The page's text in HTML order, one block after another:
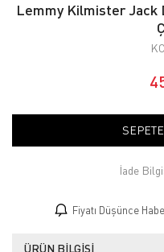
Lemmy Kilmister Jack
İade
Fiyatı Düşünce
ÜRÜN BILGISI